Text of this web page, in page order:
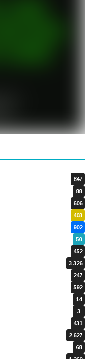
847
88
606
403
902
50
452
3.326
247
592
14
3
431
2.627
68